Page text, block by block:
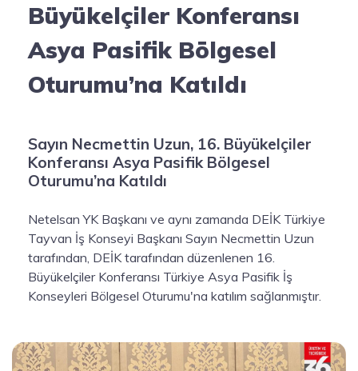
Büyükelçiler Konferansı
Asya Pasifik Bölgesel
Oturumu’na Katıldı
Sayın Necmettin Uzun, 16. Büyükelçiler
Konferansı Asya Pasifik Bölgesel
Oturumu’na Katıldı
Netelsan YK Başkanı ve aynı zamanda DEİK Türkiye
Tayvan İş Konseyi Başkanı Sayın Necmettin Uzun
tarafından, DEİK tarafından düzenlenen 16.
Büyükelçiler Konferansı Türkiye Asya Pasifik İş
Konseyleri Bölgesel Oturumu'na katılım sağlanmıştır.